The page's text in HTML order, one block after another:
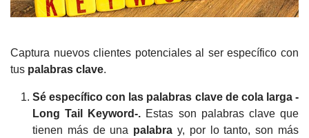
Captura nuevos clientes potenciales al ser específico con
tus palabras clave.
Sé específico con las palabras clave de cola larga -
Long Tail Keyword-. Estas son palabras clave que
tienen más de una palabra y, por lo tanto, son más